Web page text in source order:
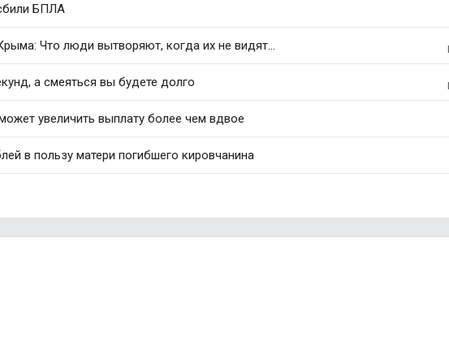
БПЛА
Что люди вытворяют, когда их не видят...
а смеяться вы будете долго
увеличить выплату более чем вдвое
в пользу матери погибшего кировчанина